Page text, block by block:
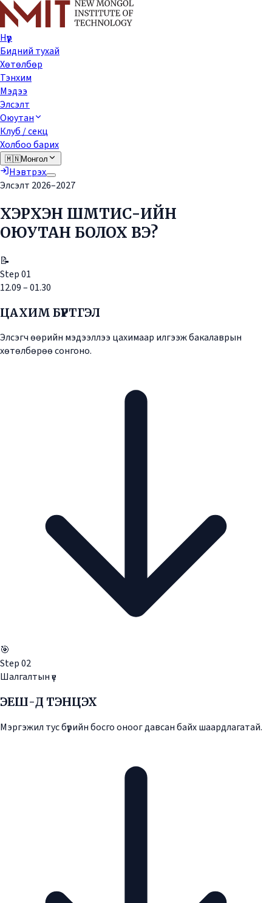
Нүүр
Бидний тухай
Хөтөлбөр
Тэнхим
Мэдээ
Элсэлт
Оюутан
Клуб / секц
Холбоо барих
🇲🇳Монгол
Нэвтрэх
Элсэлт 2026–2027
ХЭРХЭН ШМТИС-ИЙН
ОЮУТАН БОЛОХ ВЭ?
📝
Step01
12.09 – 01.30
ЦАХИМ БҮРТГЭЛ
Элсэгч өөрийн мэдээллээ цахимаар илгээж бакалаврын
хөтөлбөрөө сонгоно.
🎯
Step02
Шалгалтын үе
ЭЕШ-Д ТЭНЦЭХ
Мэргэжил тус бүрийн босго оноог давсан байх шаардлагатай.